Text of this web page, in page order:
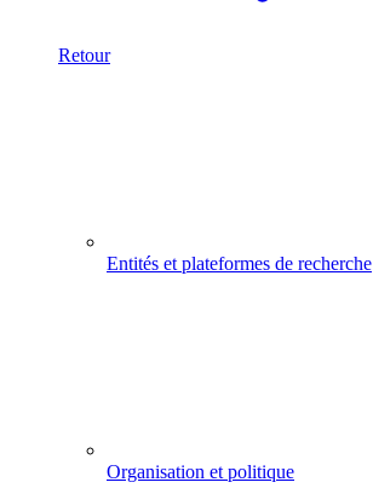
Retour
Entités et plateformes de recherche
Organisation et politique